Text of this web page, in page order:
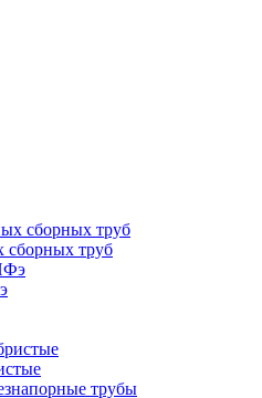
сборных труб